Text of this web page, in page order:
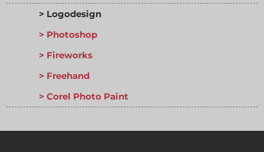
Logodesign
Photoshop
Fireworks
Freehand
Corel Photo Paint